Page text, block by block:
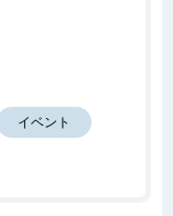
イベント